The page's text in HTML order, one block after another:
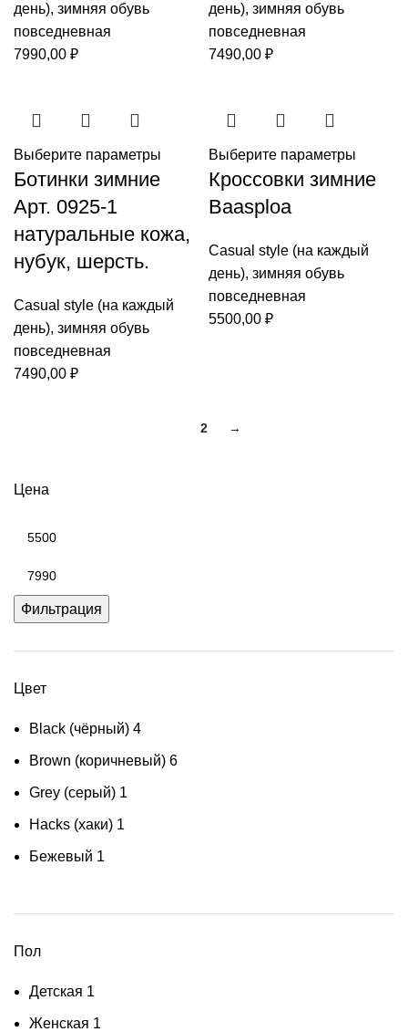
Цена
Фильтрация
Цвет
Black (чёрный) 4
Brown (коричневый) 6
Grey (серый) 1
Hacks (хаки) 1
Бежевый 1
Пол
Детская 1
Женская 1
день), зимняя обувь
повседневная
7990,00 ₽
день), зимняя обувь
повседневная
7490,00 ₽
Выберите параметры
Ботинки зимние
Арт. 0925-1
натуральные кожа,
нубук, шерсть.
Casual style (на каждый
день), зимняя обувь
повседневная
7490,00 ₽
Выберите параметры
Кроссовки зимние
Baasploa
Casual style (на каждый
день), зимняя обувь
повседневная
5500,00 ₽
2 →